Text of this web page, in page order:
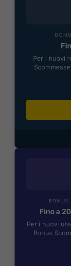
Per i nuovi
BONUS
Fino a
Per i nuovi
Bonus